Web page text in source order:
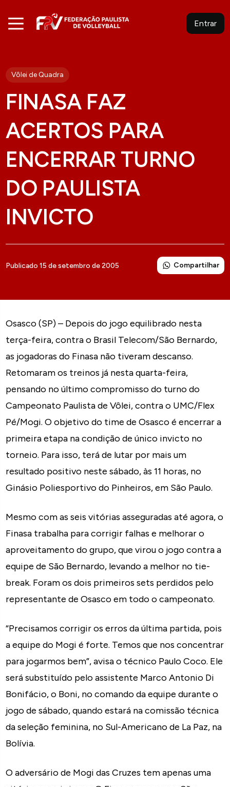
Entrar
Vôlei de Quadra
FINASA FAZ
ACERTOS PARA
ENCERRAR TURNO
DO PAULISTA
INVICTO
Publicado 15 de setembro de 2005 Compartilhar
Osasco (SP) – Depois do jogo equilibrado nesta
terça-feira, contra o Brasil Telecom/São Bernardo,
as jogadoras do Finasa não tiveram descanso.
Retomaram os treinos já nesta quarta-feira,
pensando no último compromisso do turno do
Campeonato Paulista de Vôlei, contra o UMC/Flex
Pé/Mogi. O objetivo do time de Osasco é encerrar a
primeira etapa na condição de único invicto no
torneio. Para isso, terá de lutar por mais um
resultado positivo neste sábado, às 11 horas, no
Ginásio Poliesportivo do Pinheiros, em São Paulo.
Mesmo com as seis vitórias asseguradas até agora, o
Finasa trabalha para corrigir falhas e melhorar o
aproveitamento do grupo, que virou o jogo contra a
equipe de São Bernardo, levando a melhor no tie-
break. Foram os dois primeiros sets perdidos pelo
representante de Osasco em todo o campeonato.
“Precisamos corrigir os erros da última partida, pois
a equipe do Mogi é forte. Temos que nos concentrar
para jogarmos bem”, avisa o técnico Paulo Coco. Ele
será substituído pelo assistente Marco Antonio Di
Bonifácio, o Boni, no comando da equipe durante o
jogo de sábado, quando estará na comissão técnica
da seleção feminina, no Sul-Americano de La Paz, na
Bolívia.
O adversário de Mogi das Cruzes tem apenas uma